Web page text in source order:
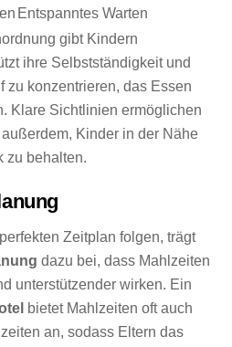
Entspanntes Warten
gibt Kindern
ihre Selbstständigkeit und
zu konzentrieren, das Essen
Klare Sichtlinien ermöglichen
Kinder in der Nähe
zu behalten.
Zeitplan folgen, trägt
dazu bei, dass Mahlzeiten
unterstützender wirken. Ein
bietet Mahlzeiten oft auch
an, sodass Eltern das